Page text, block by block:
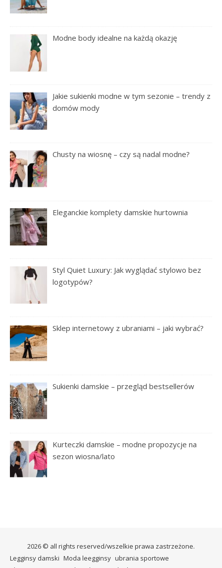
Modne body idealne na każdą okazję
Jakie sukienki modne w tym sezonie – trendy z
domów mody
Chusty na wiosnę – czy są nadal modne?
Eleganckie komplety damskie hurtownia
Styl Quiet Luxury: Jak wyglądać stylowo bez
logotypów?
Sklep internetowy z ubraniami – jaki wybrać?
Sukienki damskie – przegląd bestsellerów
Kurteczki damskie – modne propozycje na
sezon wiosna/lato
2026 © all rights reserved/wszelkie prawa zastrzeżone.
Legginsy damski Moda leegginsy ubrania sportowe